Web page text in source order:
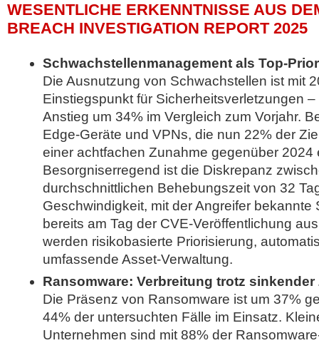
WESENTLICHE ERKENNTNISSE AUS
BREACH INVESTIGATION REPORT 2025
Schwachstellenmanagement als Top-
Die Ausnutzung von Schwachstellen ist mit
Einstiegspunkt für Sicherheitsverletzungen
Anstieg um 34% im Vergleich zum Vorjahr.
Edge-Geräte und VPNs, die nun 22% der
einer achtfachen Zunahme gegenüber 2024
Besorgniserregend ist die Diskrepanz
durchschnittlichen Behebungszeit von 32
Geschwindigkeit, mit der Angreifer bekannte
bereits am Tag der CVE-Veröffentlichung
werden risikobasierte Priorisierung,
umfassende Asset-Verwaltung.
Ransomware: Verbreitung trotz
Die Präsenz von Ransomware ist um 37%
44% der untersuchten Fälle im Einsatz.
Unternehmen sind mit 88% der